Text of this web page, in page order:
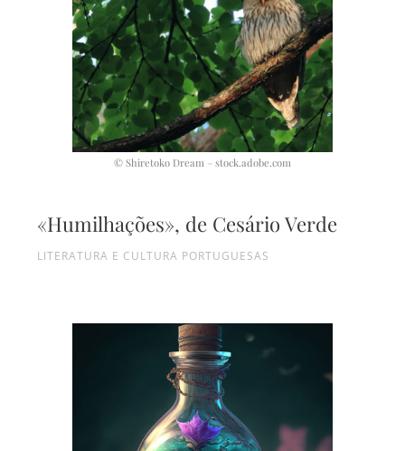
© Shiretoko Dream – stock.adobe.com
«Humilhações», de Cesário Verde
LITERATURA E CULTURA PORTUGUESAS